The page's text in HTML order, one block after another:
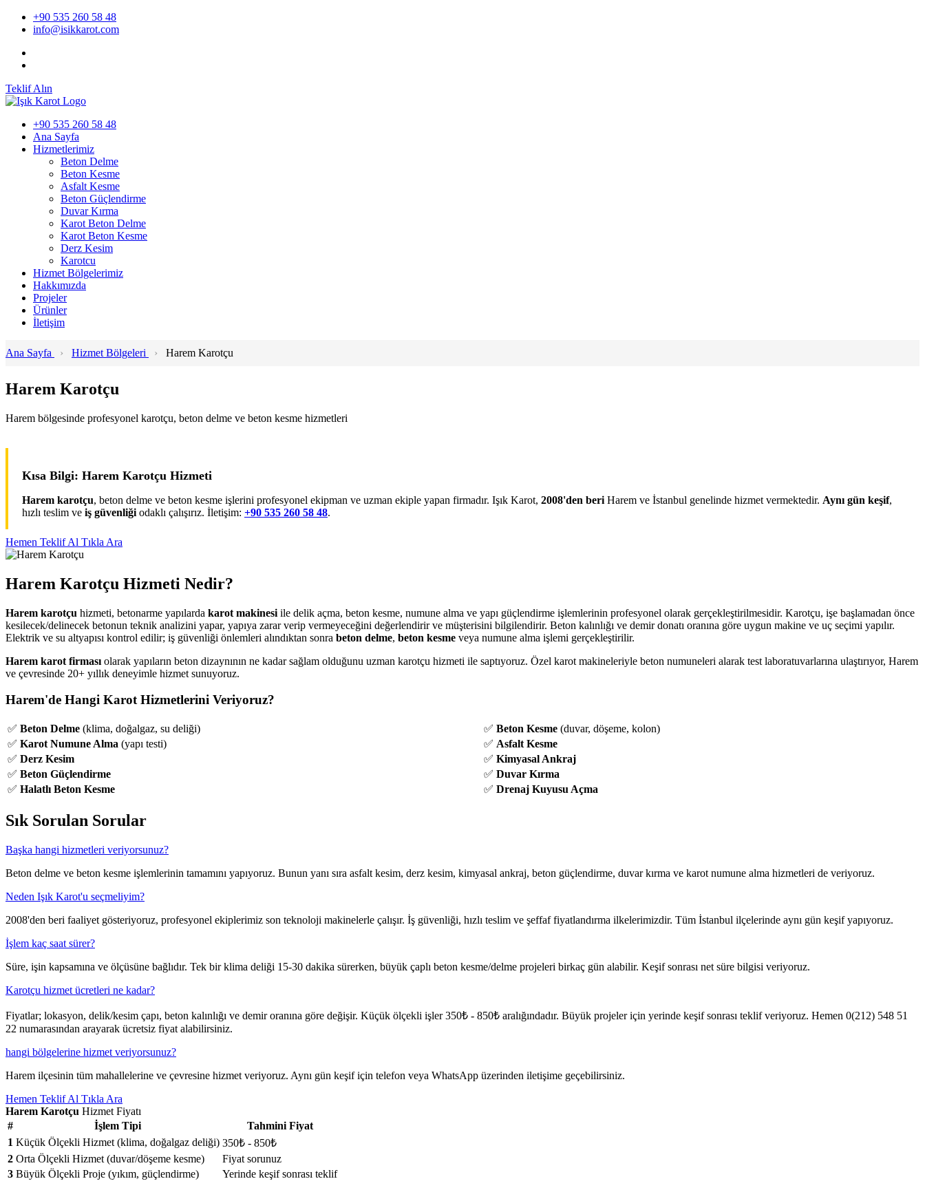
+90 535 260 58 48
info@isikkarot.com
Teklif Alın
+90 535 260 58 48
Ana Sayfa
Hizmetlerimiz
Beton Delme
Beton Kesme
Asfalt Kesme
Beton Güçlendirme
Duvar Kırma
Karot Beton Delme
Karot Beton Kesme
Derz Kesim
Karotcu
Hizmet Bölgelerimiz
Hakkımızda
Projeler
Ürünler
İletişim
Ana Sayfa › Hizmet Bölgeleri › Harem Karotçu
Harem Karotçu
Harem bölgesinde profesyonel karotçu, beton delme ve beton kesme hizmetleri
Kısa Bilgi: Harem Karotçu Hizmeti
Harem karotçu, beton delme ve beton kesme işlerini profesyonel ekipman ve uzman ekiple yapan firmadır. Işık Karot, 2008'den beri Harem ve İstanbul genelinde hizmet vermektedir. Aynı gün keşif,
hızlı teslim ve iş güvenliği odaklı çalışırız. İletişim: +90 535 260 58 48.
Hemen Teklif Al Tıkla Ara
Harem Karotçu Hizmeti Nedir?
Harem karotçu hizmeti, betonarme yapılarda karot makinesi ile delik açma, beton kesme, numune alma ve yapı güçlendirme işlemlerinin profesyonel olarak gerçekleştirilmesidir. Karotçu, işe başlamadan önce
kesilecek/delinecek betonun teknik analizini yapar, yapıya zarar verip vermeyeceğini değerlendirir ve müşterisini bilgilendirir. Beton kalınlığı ve demir donatı oranına göre uygun makine ve uç seçimi yapılır.
Elektrik ve su altyapısı kontrol edilir; iş güvenliği önlemleri alındıktan sonra beton delme, beton kesme veya numune alma işlemi gerçekleştirilir.
Harem karot firması olarak yapıların beton dizaynının ne kadar sağlam olduğunu uzman karotçu hizmeti ile saptıyoruz. Özel karot makineleriyle beton numuneleri alarak test laboratuvarlarına ulaştırıyor, Harem
ve çevresinde 20+ yıllık deneyimle hizmet sunuyoruz.
Harem'de Hangi Karot Hizmetlerini Veriyoruz?
✅ Beton Delme (klima, doğalgaz, su deliği) ✅ Beton Kesme (duvar, döşeme, kolon)
✅ Karot Numune Alma (yapı testi) ✅ Asfalt Kesme
✅ Derz Kesim ✅ Kimyasal Ankraj
✅ Beton Güçlendirme ✅ Duvar Kırma
✅ Halatlı Beton Kesme ✅ Drenaj Kuyusu Açma
Sık Sorulan Sorular
Başka hangi hizmetleri veriyorsunuz?
Beton delme ve beton kesme işlemlerinin tamamını yapıyoruz. Bunun yanı sıra asfalt kesim, derz kesim, kimyasal ankraj, beton güçlendirme, duvar kırma ve karot numune alma hizmetleri de veriyoruz.
Neden Işık Karot'u seçmeliyim?
2008'den beri faaliyet gösteriyoruz, profesyonel ekiplerimiz son teknoloji makinelerle çalışır. İş güvenliği, hızlı teslim ve şeffaf fiyatlandırma ilkelerimizdir. Tüm İstanbul ilçelerinde aynı gün keşif yapıyoruz.
İşlem kaç saat sürer?
Süre, işin kapsamına ve ölçüsüne bağlıdır. Tek bir klima deliği 15-30 dakika sürerken, büyük çaplı beton kesme/delme projeleri birkaç gün alabilir. Keşif sonrası net süre bilgisi veriyoruz.
Karotçu hizmet ücretleri ne kadar?
Fiyatlar; lokasyon, delik/kesim çapı, beton kalınlığı ve demir oranına göre değişir. Küçük ölçekli işler 350₺ - 850₺ aralığındadır. Büyük projeler için yerinde keşif sonrası teklif veriyoruz. Hemen 0(212) 548 51
22 numarasından arayarak ücretsiz fiyat alabilirsiniz.
hangi bölgelerine hizmet veriyorsunuz?
Harem ilçesinin tüm mahallelerine ve çevresine hizmet veriyoruz. Aynı gün keşif için telefon veya WhatsApp üzerinden iletişime geçebilirsiniz.
Hemen Teklif Al Tıkla Ara
Harem Karotçu Hizmet Fiyatı
#
İşlem Tipi
Tahmini Fiyat
1 Küçük Ölçekli Hizmet (klima, doğalgaz deliği) 350₺ - 850₺
2 Orta Ölçekli Hizmet (duvar/döşeme kesme)
Fiyat sorunuz
3 Büyük Ölçekli Proje (yıkım, güçlendirme) Yerinde keşif sonrası teklif